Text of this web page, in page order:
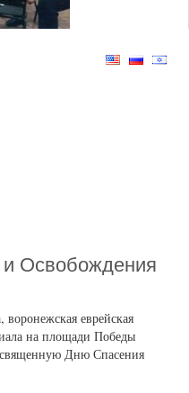
Освобождения
воронежская еврейская
на площади Победы
Дню Спасения